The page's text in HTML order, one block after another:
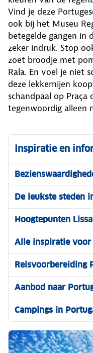
Vind je deze
ook bij het Museu
betegelde gangen in
zeker indruk. Stop
zoet broodje met
Rala. En voel je niet
deze lekkernijen
schandpaal op Praça
tegenwoordig alleen
Inspiratie en
De leukste steden
Hoogtepunten
Alle inspiratie voor
Reisvoorbereiding
Aanbod naar
Campings in